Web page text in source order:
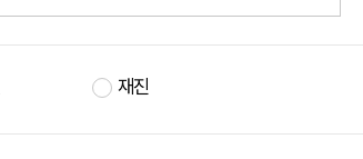
내 얼굴에 대한물음표 [?]
재진